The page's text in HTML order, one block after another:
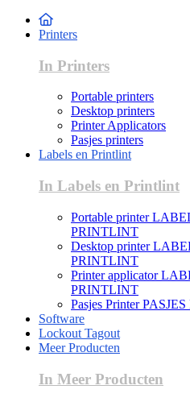
Printers
In Printers
Portable printers
Desktop printers
Printer Applicators
Pasjes printers
Labels en Printlint
In Labels en Printlint
Portable printer
PRINTLINT
Desktop printer
PRINTLINT
Printer applicator
PRINTLINT
Pasjes Printer
Software
Lockout Tagout
Meer Producten
In Meer Producten